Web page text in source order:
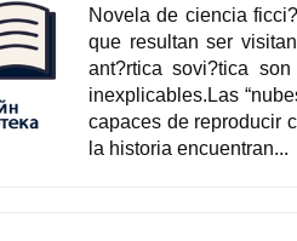
Novela de ciencia
que resultan ser
ant?rtica sovi?tica
inexplicables.Las
capaces de reproducir
la historia encuentran...